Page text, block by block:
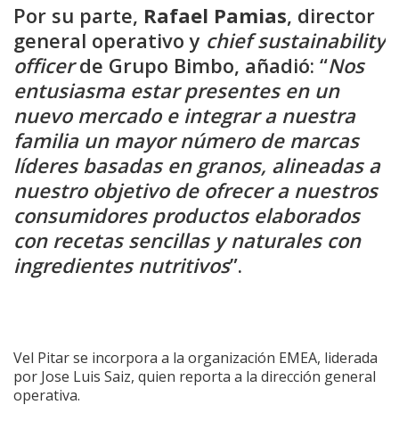
Por su parte, Rafael Pamias, director
general operativo y chief sustainability
officerde Grupo Bimbo, añadió: “Nos
entusiasma estar presentes en un
nuevo mercado e integrar a nuestra
familia un mayor número de marcas
líderes basadas en granos, alineadas a
nuestro objetivo de ofrecer a nuestros
consumidores productos elaborados
con recetas sencillas y naturales con
ingredientes nutritivos”.
Vel Pitar se incorpora a la organización EMEA, liderada
por Jose Luis Saiz, quien reporta a la dirección general
operativa.